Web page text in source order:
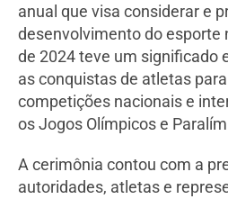
anual que visa considerar e
desenvolvimento do esporte
de 2024 teve um significado
as conquistas de atletas
competições nacionais e
os Jogos Olímpicos e
A cerimônia contou com a
autoridades, atletas e